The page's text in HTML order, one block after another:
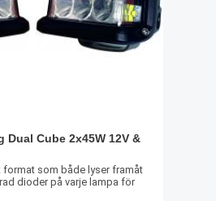
Cube 2x45W 12V &
format som både lyser framåt
dioder på varje lampa för